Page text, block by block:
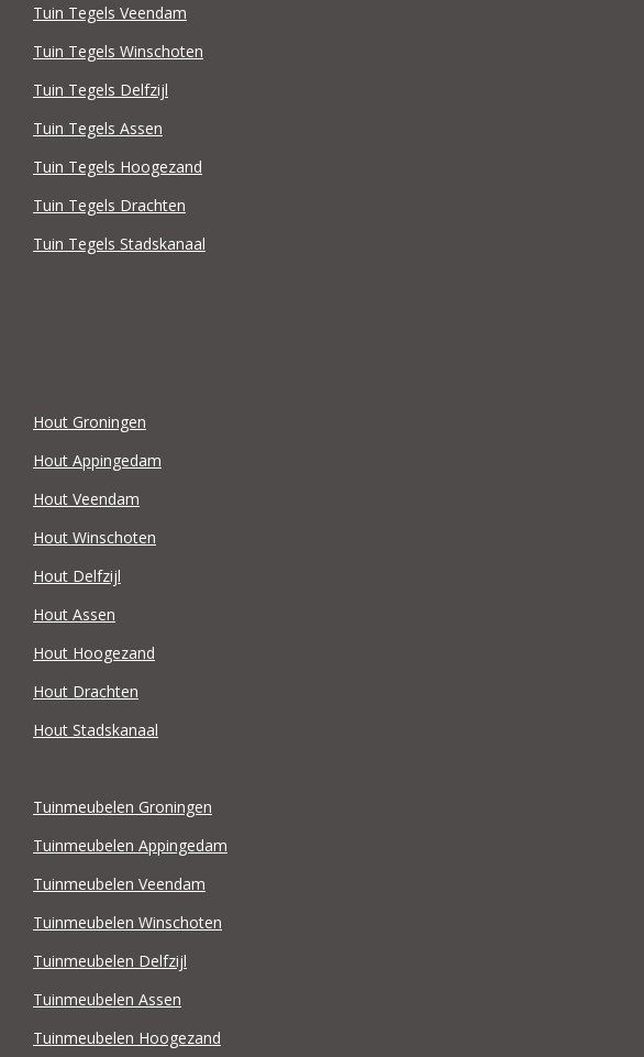
Tuin Tegels Veendam
Tuin Tegels Winschoten
Tuin Tegels Delfzijl
Tuin Tegels Assen
Tuin Tegels Hoogezand
Tuin Tegels Drachten
Tuin Tegels Stadskanaal
Hout Groningen
Hout Appingedam
Hout Veendam
Hout Winschoten
Hout Delfzijl
Hout Assen
Hout Hoogezand
Hout Drachten
Hout Stadskanaal
Tuinmeubelen Groningen
Tuinmeubelen Appingedam
Tuinmeubelen Veendam
Tuinmeubelen Winschoten
Tuinmeubelen Delfzijl
Tuinmeubelen Assen
Tuinmeubelen Hoogezand